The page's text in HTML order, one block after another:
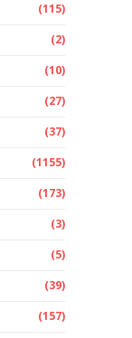
(115)
(2)
(10)
(27)
(37)
(1155)
(173)
(3)
(5)
(39)
(157)